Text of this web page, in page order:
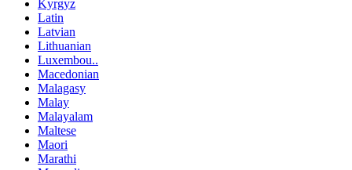
Kyrgyz
Latin
Latvian
Lithuanian
Luxembou..
Macedonian
Malagasy
Malay
Malayalam
Maltese
Maori
Marathi